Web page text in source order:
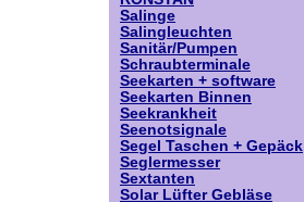
Salinge
Salingleuchten
Sanitär/Pumpen
Schraubterminale
Seekarten + software
Seekarten Binnen
Seekrankheit
Seenotsignale
Segel Taschen + Gepäck
Seglermesser
Sextanten
Solar Lüfter Gebläse